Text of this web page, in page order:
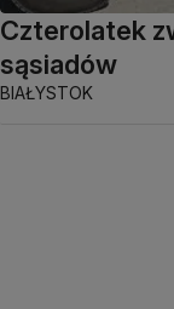
Czterolatek
sąsiadów
BIAŁYSTOK